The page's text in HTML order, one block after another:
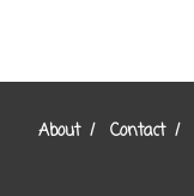
About Contact